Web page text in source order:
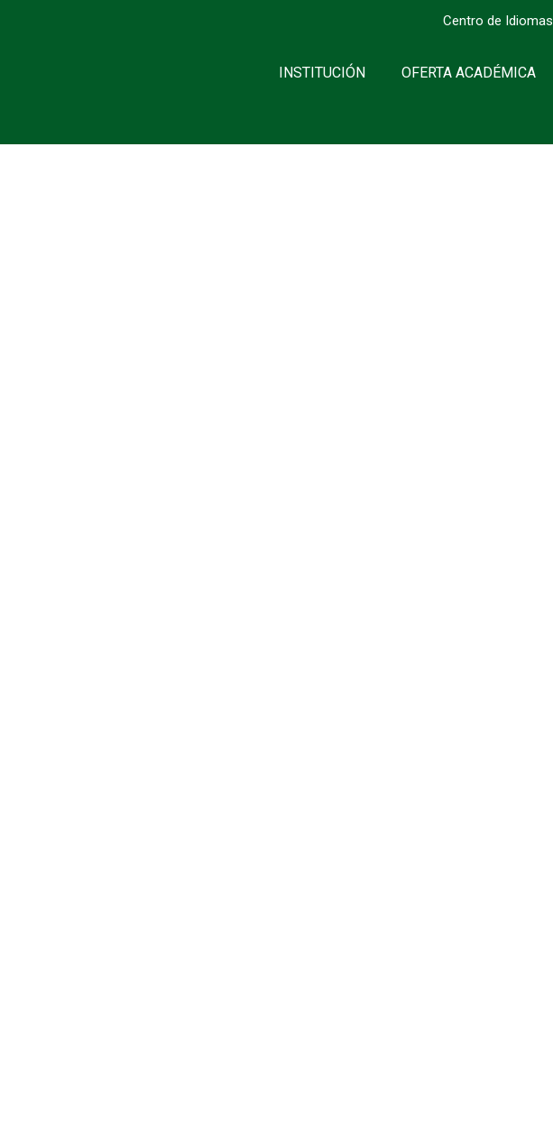
Centro de Idiomas
INSTITUCIÓN OFERTA ACADÉMICA